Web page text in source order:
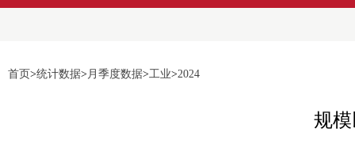
首页>统计数据>月季度数据>工业>2024
规